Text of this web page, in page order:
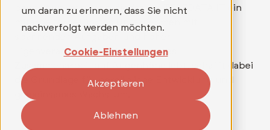
um daran zu erinnern, dass Sie nicht
nachverfolgt werden möchten.
Cookie-Einstellungen
Akzeptieren
Ablehnen
bewegt werden kann, findet bei TELEDATA IT ein
mitarbeitergeführtes Unternehmen mit
spannenden Aufgaben und hoher
Eigenverantwortung. Ein Team, das
Zusammenarbeit auf Augenhöhe lebt, schafft dabei
die Grundlage für persönliche Entwicklung und
gemeinsames Wachstum.